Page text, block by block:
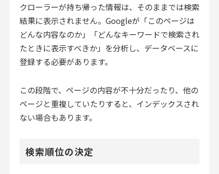
クローラーが持ち帰った情報は、そのままでは検索
結果に表示されません。Googleが「このページは
どんな内容なのか」「どんなキーワードで検索され
たときに表示すべきか」を分析し、データベースに
登録する必要があります。
この段階で、ページの内容が不十分だったり、他の
ページと重複していたりすると、インデックスされ
ない場合もあります。
検索順位の決定